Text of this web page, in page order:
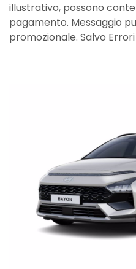
illustrativo, possono
pagamento. Messaggio
promozionale. Salvo Errori